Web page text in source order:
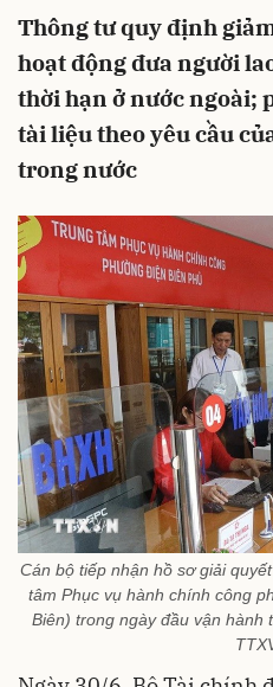
Thông tư quy định
hoạt động đưa người
thời hạn ở nước ngoài;
tài liệu theo yêu cầu
trong nước
Cán bộ tiếp nhận hồ sơ giải
tâm Phục vụ hành chính công
Biên) trong ngày đầu vận hành